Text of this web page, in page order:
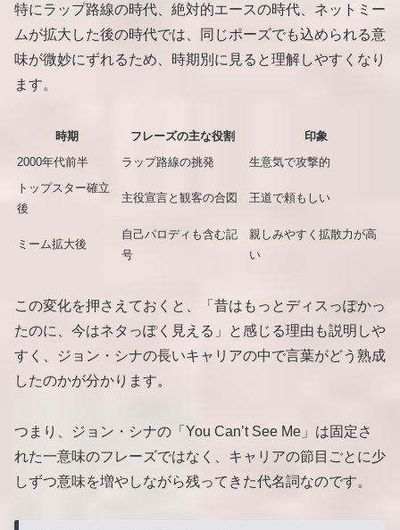
特にラップ路線の時代、絶対的エースの時代、ネットミー
ムが拡大した後の時代では、同じポーズでも込められる意
味が微妙にずれるため、時期別に見ると理解しやすくなり
ます。
時期 フレーズの主な役割
印象
2000年代前半
ラップ路線の挑発
生意気で攻撃的
トップスター確立
後
主役宣言と観客の合図 王道で頼もしい
ミーム拡大後
自己パロディも含む記
号
親しみやすく拡散力が高
い
この変化を押さえておくと、「昔はもっとディスっぽかっ
たのに、今はネタっぽく見える」と感じる理由も説明しや
すく、ジョン・シナの長いキャリアの中で言葉がどう熟成
したのかが分かります。
つまり、ジョン・シナの「You Can’t See Me」は固定さ
れた一意味のフレーズではなく、キャリアの節目ごとに少
しずつ意味を増やしながら残ってきた代名詞なのです。